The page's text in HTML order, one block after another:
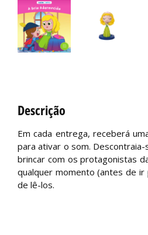
Descrição
Em cada entrega, receberá
para ativar o som.
brincar com os protagonistas
qualquer momento (antes de
de lê-los.